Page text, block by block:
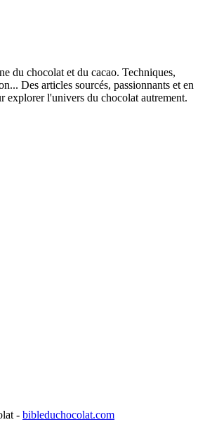
du chocolat et du cacao. Techniques,
Des articles sourcés, passionnants et en
explorer l'univers du chocolat autrement.
- bibleduchocolat.com